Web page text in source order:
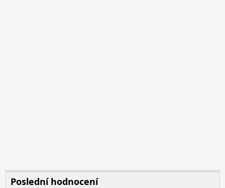
Poslední hodnocení